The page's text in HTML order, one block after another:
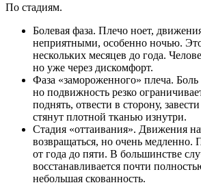
По стадиям.
Болевая фаза. Плечо ноет,
неприятными, особенно ночью.
нескольких месяцев до года.
но уже через дискомфорт.
Фаза «замороженного» плеча.
но подвижность резко
поднять, отвести в сторону,
стянут плотной тканью изнутри.
Стадия «оттаивания». Движения
возвращаться, но очень медленно.
от года до пяти. В большинстве
восстанавливается почти
небольшая скованность.